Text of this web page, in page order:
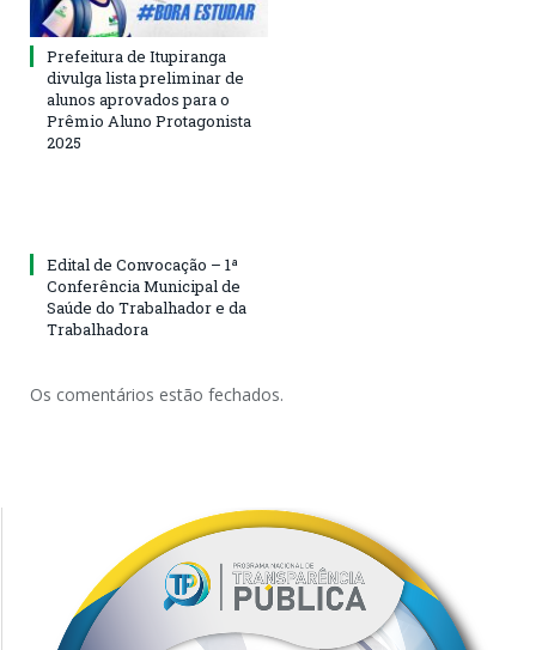
Prefeitura de Itupiranga
divulga lista preliminar de
alunos aprovados para o
Prêmio Aluno Protagonista
2025
Edital de Convocação – 1ª
Conferência Municipal de
Saúde do Trabalhador e da
Trabalhadora
Os comentários estão fechados.